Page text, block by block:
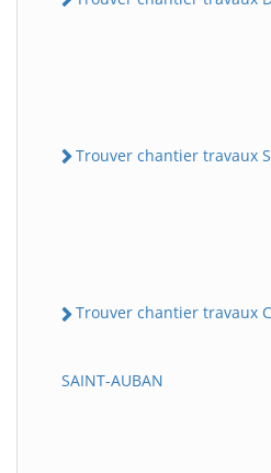
Trouver chantier travaux
Trouver chantier travaux
SAINT-AUBAN